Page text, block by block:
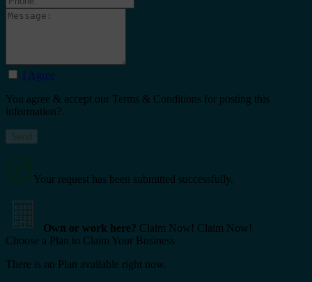
I Agree
You agree & accept our Terms & Conditions for posting this
information?.
Your request has been submitted successfully.
Own or work here? Claim Now! Claim Now!
Choose a Plan to Claim Your Business
There is no Plan available right now.